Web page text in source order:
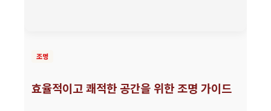
조명
효율적이고 쾌적한 공간을 위한 조명 가이드